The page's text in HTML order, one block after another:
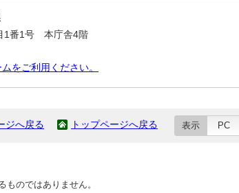
1番1号 本庁舎4階
をご利用ください。
ジへ戻る トップページへ戻る 表示 PC
のではありません。